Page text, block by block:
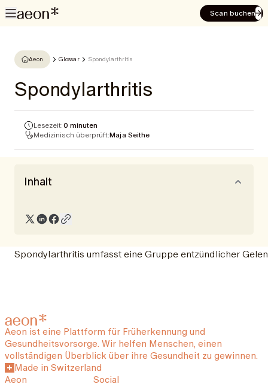
Scan buchen
Aeon Glossar Spondylarthritis
Spondylarthritis
Lesezeit:0 minuten
Medizinisch überprüft:Maja Seithe
Inhalt
Spondylarthritis umfasst eine Gruppe entzündlicher
Aeon ist eine Plattform für Früherkennung und
Gesundheitsvorsorge. Wir helfen Menschen, einen
vollständigen Überblick über ihre Gesundheit zu gewinnen.
Made in Switzerland
Aeon
Social